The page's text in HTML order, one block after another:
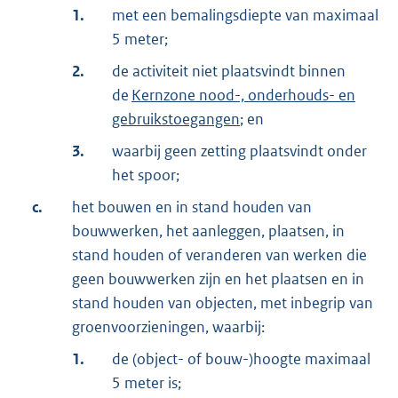
1.
met een bemalingsdiepte van maximaal
5 meter;
2.
de activiteit niet plaatsvindt binnen
de Kernzone nood-, onderhouds- en
gebruikstoegangen; en
3.
waarbij geen zetting plaatsvindt onder
het spoor;
c.
het bouwen en in stand houden van
bouwwerken, het aanleggen, plaatsen, in
stand houden of veranderen van werken die
geen bouwwerken zijn en het plaatsen en in
stand houden van objecten, met inbegrip van
groenvoorzieningen, waarbij:
1.
de (object- of bouw-)hoogte maximaal
5 meter is;